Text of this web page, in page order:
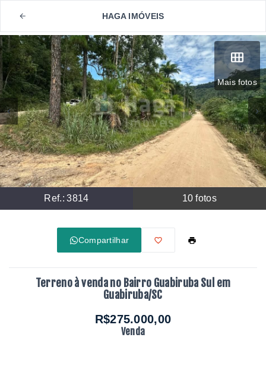
HAGA IMÓVEIS
Mais fotos
Ref.:3814 10 fotos
Compartilhar
Terreno à venda no Bairro Guabiruba Sul em
Guabiruba/SC
R$275.000,00
Venda